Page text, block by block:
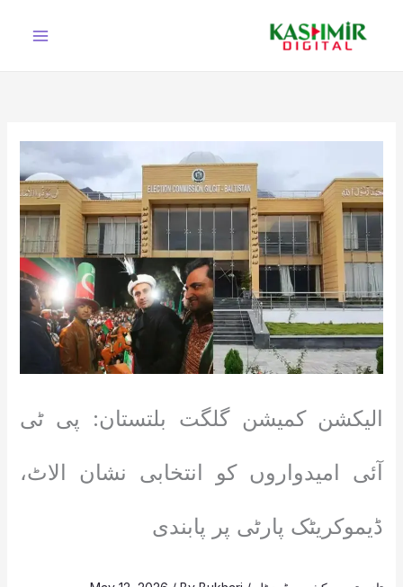
الیکشن کمیشن گلگت بلتستان: پی ٹی
آئی امیدواروں کو انتخابی نشان الاٹ،
ڈیموکریٹک پارٹی پر پابندی